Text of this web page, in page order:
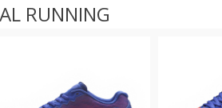
RUNNING